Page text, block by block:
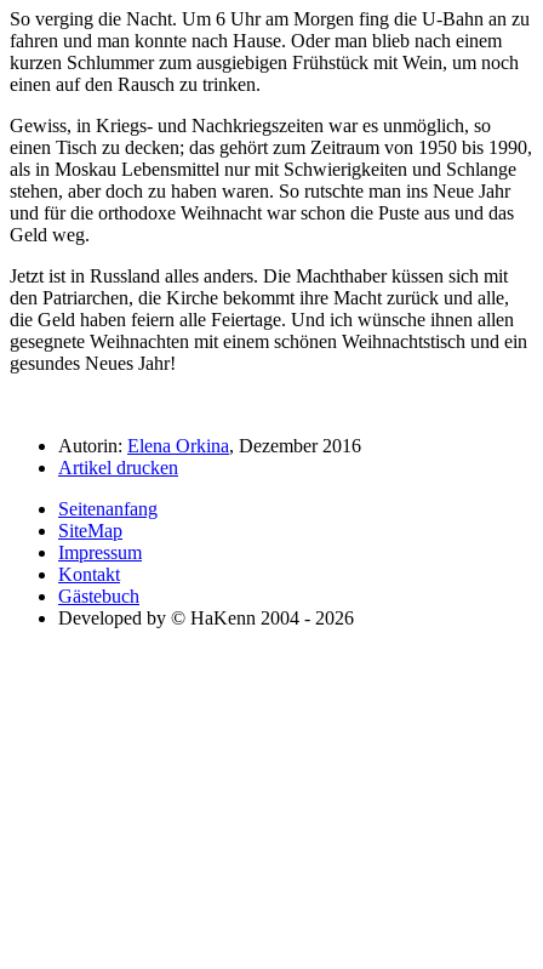
So verging die Nacht. Um 6 Uhr am Morgen fing die U-Bahn an zu
fahren und man konnte nach Hause. Oder man blieb nach einem
kurzen Schlummer zum ausgiebigen Frühstück mit Wein, um noch
einen auf den Rausch zu trinken.
Gewiss, in Kriegs- und Nachkriegszeiten war es unmöglich, so
einen Tisch zu decken; das gehört zum Zeitraum von 1950 bis 1990,
als in Moskau Lebensmittel nur mit Schwierigkeiten und Schlange
stehen, aber doch zu haben waren. So rutschte man ins Neue Jahr
und für die orthodoxe Weihnacht war schon die Puste aus und das
Geld weg.
Jetzt ist in Russland alles anders. Die Machthaber küssen sich mit
den Patriarchen, die Kirche bekommt ihre Macht zurück und alle,
die Geld haben feiern alle Feiertage. Und ich wünsche ihnen allen
gesegnete Weihnachten mit einem schönen Weihnachtstisch und ein
gesundes Neues Jahr!
Autorin: Elena Orkina, Dezember 2016
Artikel drucken
Seitenanfang
SiteMap
Impressum
Kontakt
Gästebuch
Developed by © HaKenn 2004 - 2026